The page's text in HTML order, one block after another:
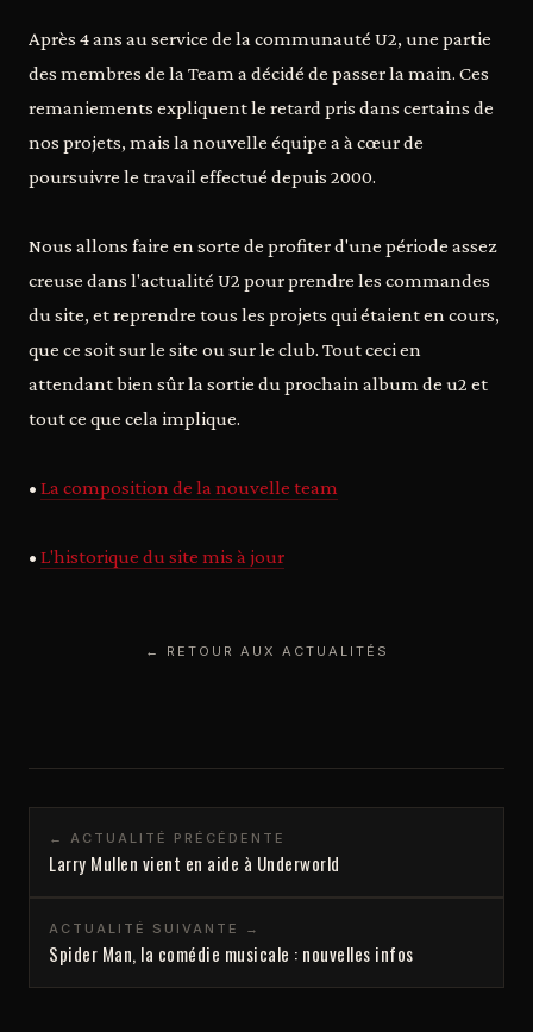
Après 4 ans au service de la communauté U2, une partie
des membres de la Team a décidé de passer la main. Ces
remaniements expliquent le retard pris dans certains de
nos projets, mais la nouvelle équipe a à cœur de
poursuivre le travail effectué depuis 2000.
Nous allons faire en sorte de profiter d'une période assez
creuse dans l'actualité U2 pour prendre les commandes
du site, et reprendre tous les projets qui étaient en cours,
que ce soit sur le site ou sur le club. Tout ceci en
attendant bien sûr la sortie du prochain album de u2 et
tout ce que cela implique.
• La composition de la nouvelle team
• L'historique du site mis à jour
← RETOUR AUX ACTUALITÉS
← ACTUALITÉ PRÉCÉDENTE
Larry Mullen vient en aide à Underworld
ACTUALITÉ SUIVANTE →
Spider Man, la comédie musicale : nouvelles infos